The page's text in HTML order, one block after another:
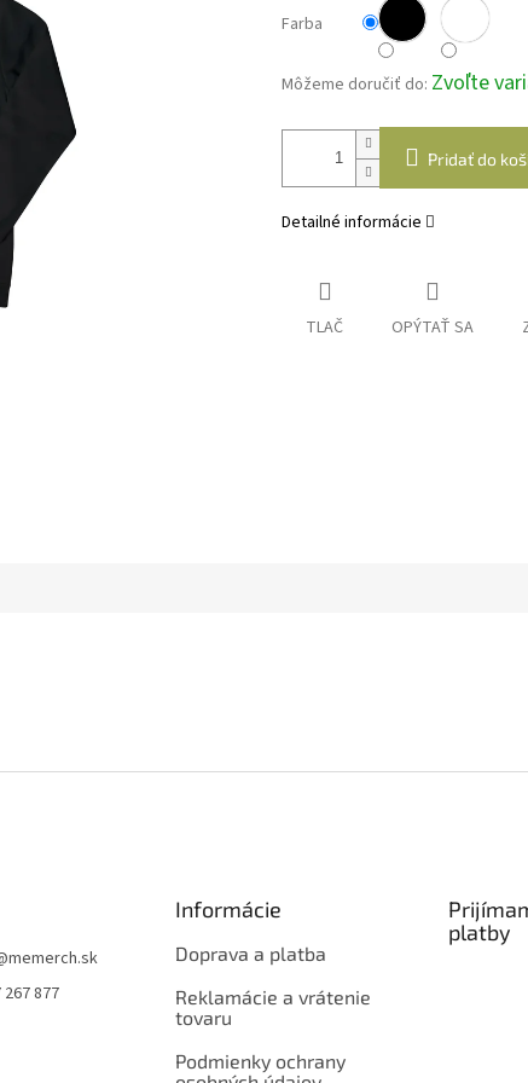
Farba
Môžeme doručiť do: Zvoľte
Pridať do
Detailné informácie
TLAČ OPÝTAŤ SA
memerch.sk
267 877
Informácie
Doprava a platba
Reklamácie a vrátenie
tovaru
Podmienky ochrany
platby